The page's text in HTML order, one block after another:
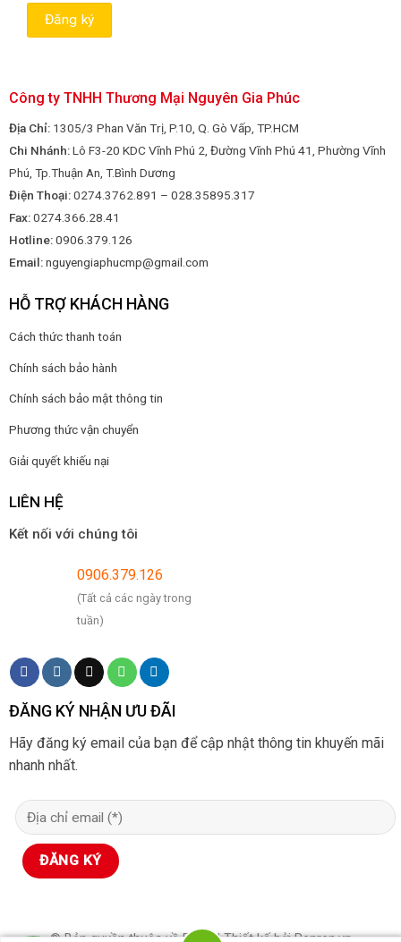
Công ty TNHH Thương Mại Nguyên Gia Phúc
Địa Chỉ:1305/3 Phan Văn Trị, P.10, Q. Gò Vấp, TP.HCM
Chi Nhánh:Lô F3-20 KDC Vĩnh Phú 2, Đường Vĩnh Phú 41, Phường Vĩnh
Phú, Tp.Thuận An, T.Bình Dương
Điện Thoại:0274.3762.891 – 028.35895.317
Fax:0274.366.28.41
Hotline: 0906.379.126
Email: nguyengiaphucmp@gmail.com
HỖ TRỢ KHÁCH HÀNG
Cách thức thanh toán
Chính sách bảo hành
Chính sách bảo mật thông tin
Phương thức vận chuyển
Giải quyết khiếu nại
LIÊN HỆ
Kết nối với chúng tôi
0906.379.126
(Tất cả các ngày trong
tuần)
ĐĂNG KÝ NHẬN ƯU ĐÃI
Hãy đăng ký email của bạn để cập nhật thông tin khuyến mãi
nhanh nhất.
© Bản quyền thuộc về BHLD | Thiết kế bởi Renren.vn